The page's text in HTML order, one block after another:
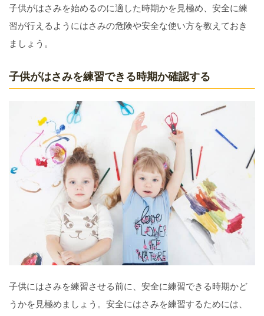
子供がはさみを始めるのに適した時期かを見極め、安全に練
習が行えるようにはさみの危険や安全な使い方を教えておき
ましょう。
子供がはさみを練習できる時期か確認する
子供にはさみを練習させる前に、安全に練習できる時期かど
うかを見極めましょう。安全にはさみを練習するためには、